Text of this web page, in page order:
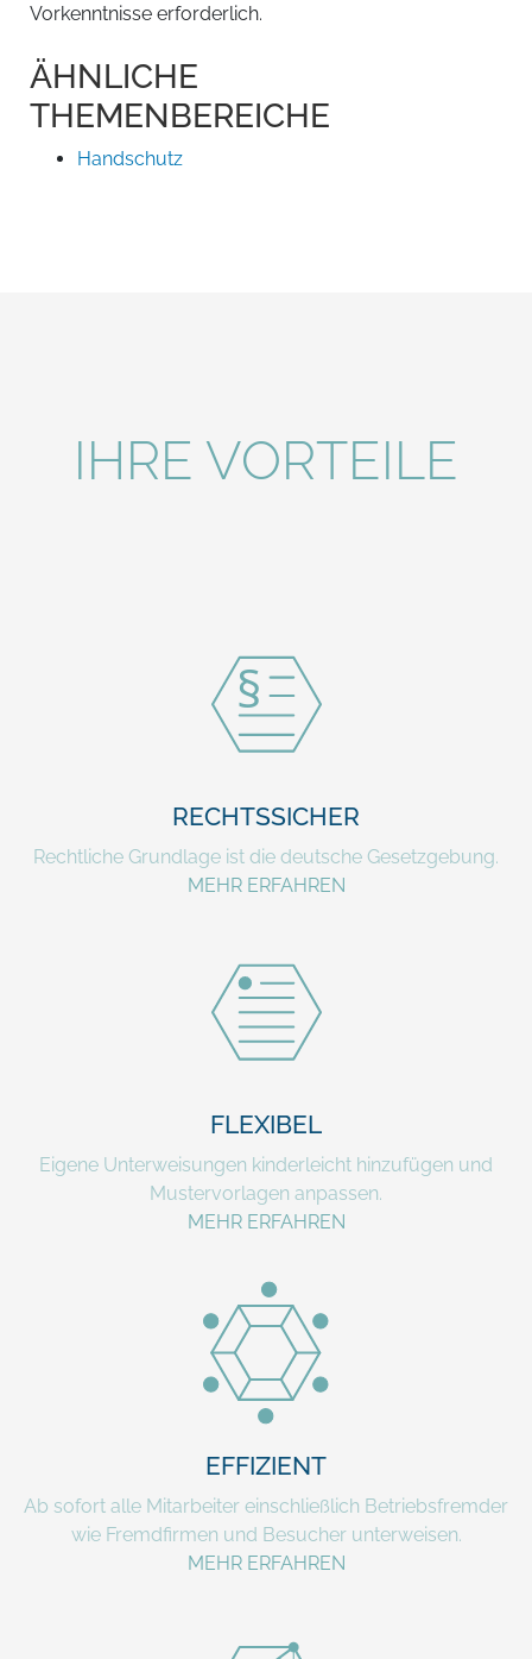
Vorkenntnisse erforderlich.
ÄHNLICHE
THEMENBEREICHE
Handschutz
IHRE VORTEILE
RECHTSSICHER
Rechtliche Grundlage ist die deutsche Gesetzgebung.
MEHR ERFAHREN
FLEXIBEL
Eigene Unterweisungen kinderleicht hinzufügen und
Mustervorlagen anpassen.
MEHR ERFAHREN
EFFIZIENT
Ab sofort alle Mitarbeiter einschließlich Betriebsfremder
wie Fremdfirmen und Besucher unterweisen.
MEHR ERFAHREN